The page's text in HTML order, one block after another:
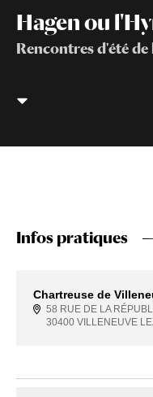
Hagen ou
Rencontres d'été
Infos pratiques
Chartreuse de
58 RUE DE LA
30400 VILLENEUVE